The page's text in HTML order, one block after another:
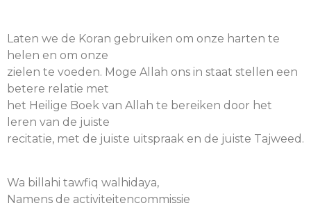
Laten we de Koran gebruiken om onze harten te
helen en om onze
zielen te voeden. Moge Allah ons in staat stellen een
betere relatie met
het Heilige Boek van Allah te bereiken door het
leren van de juiste
recitatie, met de juiste uitspraak en de juiste Tajweed.
Wa billahi tawfiq walhidaya,
Namens de activiteitencommissie